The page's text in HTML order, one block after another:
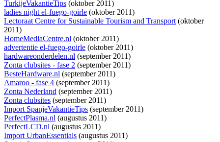
TurkijeVakantieTips (oktober 2011)
ladies night el-fuego-goirle (oktober 2011)
Lectoraat Centre for Sustainable Tourism and Transport(oktober
2011)
HomeMediaCentre.nl (oktober 2011)
advertentie el-fuego-goirle (oktober 2011)
hardwareonderdelen.nl (september 2011)
Zonta clubsites - fase 2 (september 2011)
BesteHardware.nl (september 2011)
Amaroo - fase 4 (september 2011)
Zonta Nederland (september 2011)
Zonta clubsites (september 2011)
Import SpanjeVakantieTips (september 2011)
PerfectPlasma.nl (augustus 2011)
PerfectLCD.nl (augustus 2011)
Import UrbanEssentials (augustus 2011)